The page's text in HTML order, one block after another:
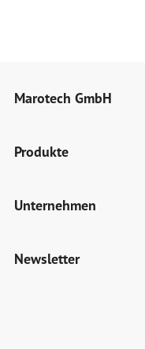
Marotech GmbH
Produkte
Unternehmen
Newsletter